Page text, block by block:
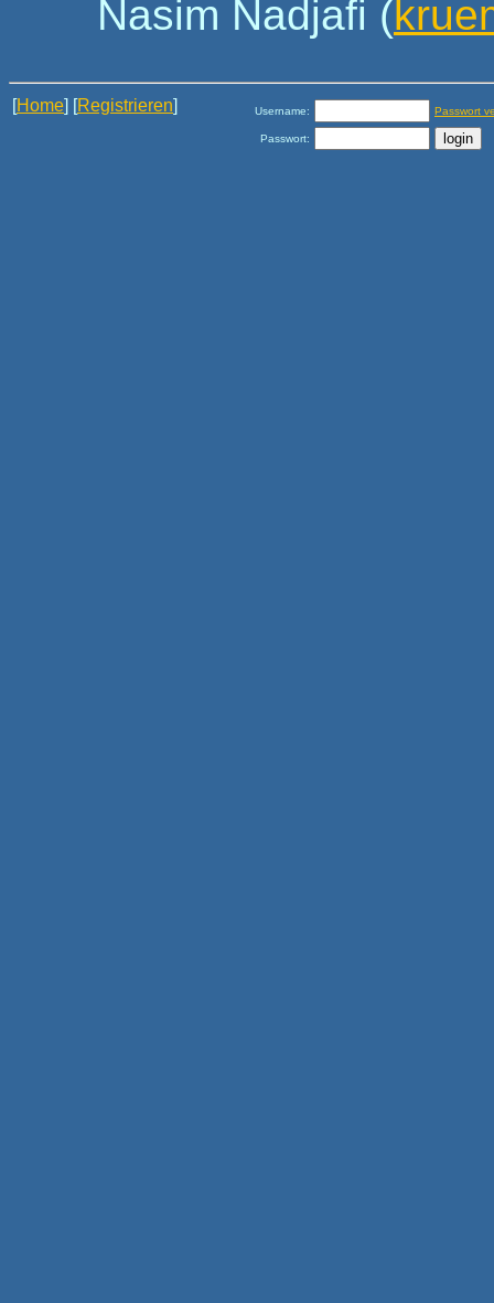
Nasim Nadjafi (
[Home] [Registrieren] Username: Passwort
Passwort: